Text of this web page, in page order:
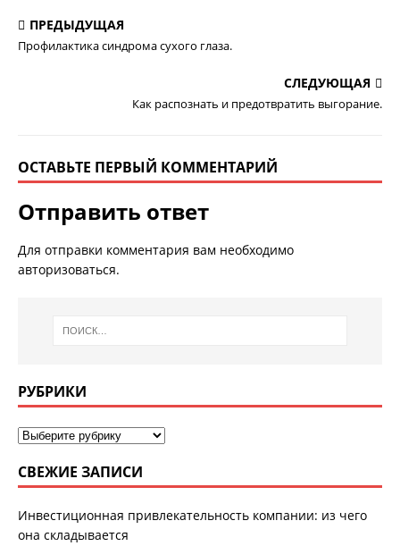
ПРЕДЫДУЩАЯ
Профилактика синдрома сухого глаза.
СЛЕДУЮЩАЯ
Как распознать и предотвратить выгорание.
ОСТАВЬТЕ ПЕРВЫЙ КОММЕНТАРИЙ
Отправить ответ
Для отправки комментария вам необходимо
авторизоваться.
РУБРИКИ
СВЕЖИЕ ЗАПИСИ
Инвестиционная привлекательность компании: из чего
она складывается